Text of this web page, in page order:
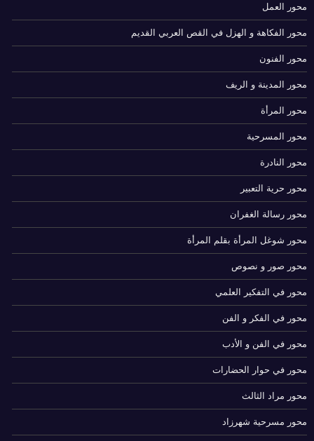
محور العمل
محور الفكاهة و الهزل في القص العربي القديم
محور الفنون
محور المدينة و الريف
محور المرأة
محور المسرحية
محور النادرة
محور حرية التعبير
محور رسالة الغفران
محور شوغل المرأة بقلم المرأة
محور صور و نصوص
محور في التفكير العلمي
محور في الفكر و الفن
محور في الفن و الأدب
محور في حوار الحضارات
محور مراد الثالث
محور مسرحية شهرزاد